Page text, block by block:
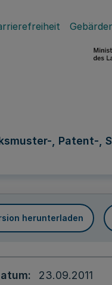
, Patent-,
herunterladen
23.09.2011